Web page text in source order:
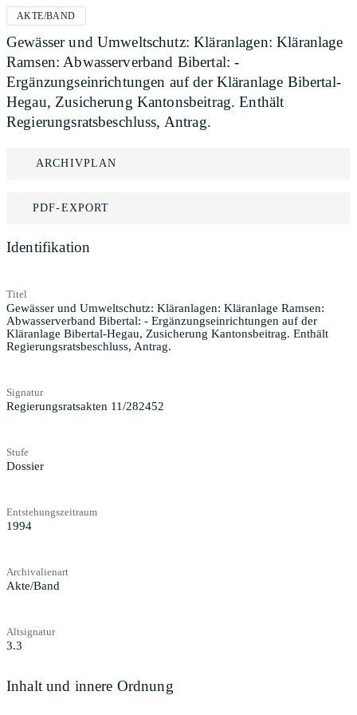
AKTE/BAND
Gewässer und Umweltschutz: Kläranlagen: Kläranlage
Ramsen: Abwasserverband Bibertal: -
Ergänzungseinrichtungen auf der Kläranlage Bibertal-
Hegau, Zusicherung Kantonsbeitrag. Enthält
Regierungsratsbeschluss, Antrag.
ARCHIVPLAN
PDF-EXPORT
Identifikation
Titel
Gewässer und Umweltschutz: Kläranlagen: Kläranlage Ramsen:
Abwasserverband Bibertal: - Ergänzungseinrichtungen auf der
Kläranlage Bibertal-Hegau, Zusicherung Kantonsbeitrag. Enthält
Regierungsratsbeschluss, Antrag.
Signatur
Regierungsratsakten 11/282452
Stufe
Dossier
Entstehungszeitraum
1994
Archivalienart
Akte/Band
Altsignatur
3.3
Inhalt und innere Ordnung